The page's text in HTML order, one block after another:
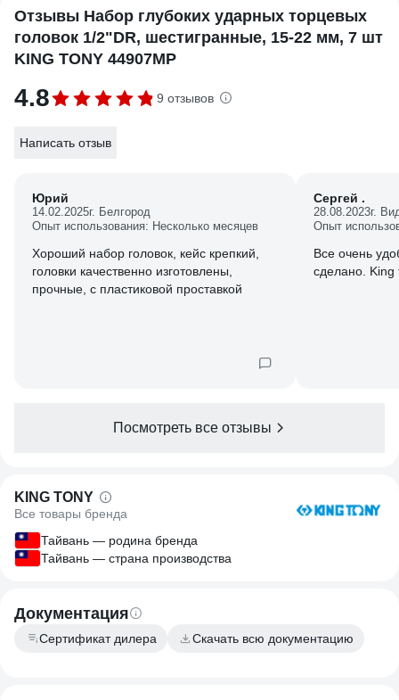
Отзывы Набор глубоких ударных торцевых
головок 1/2"DR, шестигранные, 15-22 мм, 7 шт
KING TONY 44907MP
4.8 9 отзывов
Написать отзыв
Юрий
14.02.2025г. Белгород
Опыт использования: Несколько месяцев
Хороший набор головок, кейс крепкий,
головки качественно изготовлены,
прочные, с пластиковой проставкой
Сергей .
28.08.2023г.
Опыт
Все очень
сделано. King
Посмотреть все отзывы
KING TONY
Все товары бренда
Тайвань — родина бренда
Тайвань — страна производства
Документация
Сертификат дилера Скачать всю документацию